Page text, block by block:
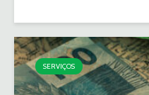
SERVIÇOS